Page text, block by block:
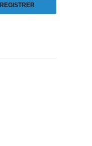
REGISTRER